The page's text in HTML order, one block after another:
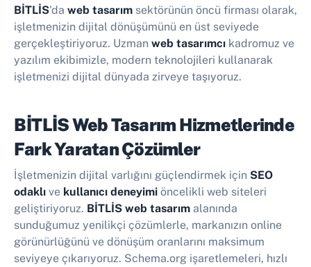
BİTLİS'da web tasarım sektörünün öncü firması olarak,
işletmenizin dijital dönüşümünü en üst seviyede
gerçekleştiriyoruz. Uzman web tasarımcı kadromuz ve
yazılım ekibimizle, modern teknolojileri kullanarak
işletmenizi dijital dünyada zirveye taşıyoruz.
BİTLİS Web Tasarım Hizmetlerinde
Fark Yaratan Çözümler
İşletmenizin dijital varlığını güçlendirmek için SEO
odaklı ve kullanıcı deneyimi öncelikli web siteleri
geliştiriyoruz. BİTLİS web tasarım alanında
sunduğumuz yenilikçi çözümlerle, markanızın online
görünürlüğünü ve dönüşüm oranlarını maksimum
seviyeye çıkarıyoruz. Schema.org işaretlemeleri, hızlı